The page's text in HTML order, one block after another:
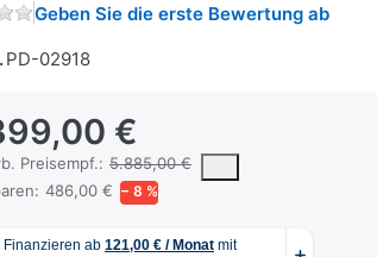
Geben Sie die erste Bewertung ab
PD-02918
€
Preisempf.: 5.885,00 €
ist der vorgeschlagene oder empfohlene
486,00 € − 8 %